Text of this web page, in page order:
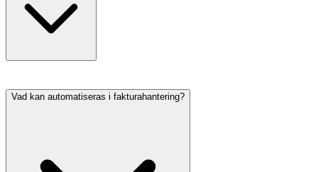
Vad kan automatiseras i fakturahantering?